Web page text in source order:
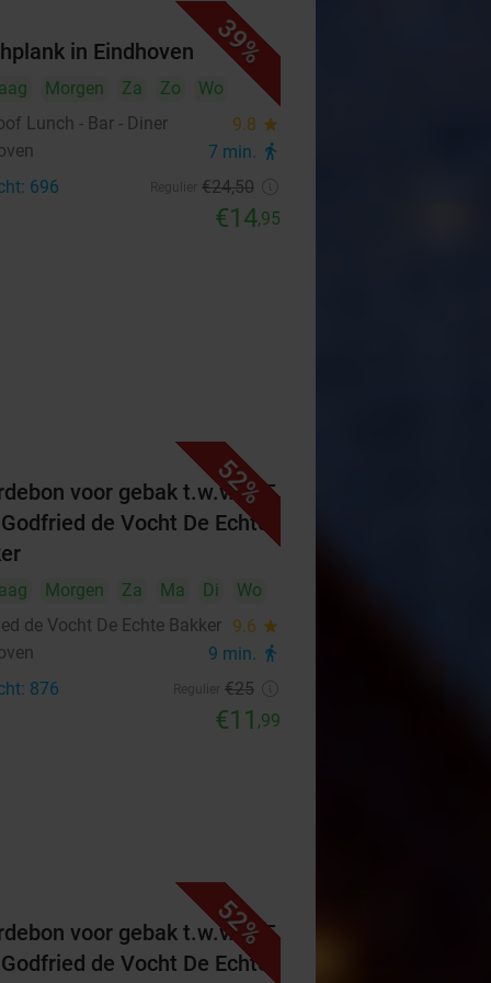
39%
in Eindhoven
Morgen Za Zo
Wo
Lunch - Bar - Diner
9.8 star
7 min. directions_walk
696 €24,50
€14,95
52%
voor gebak t.w.v. €25
de Vocht De Echte
Morgen Za Ma Di
Wo
de Vocht De Echte Bakker 9.6 star
9 min. directions_walk
876 €25
€11 ,99
52%
voor gebak t.w.v. €25
de Vocht De Echte